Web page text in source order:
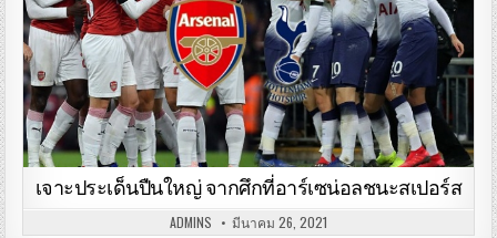
เจาะประเด็นปืนใหญ่ จากศึกที่อาร์เซน่อลชนะสเปอร์ส
ADMINS มีนาคม 26, 2021